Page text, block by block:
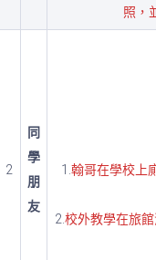
照，
2
同
學
朋
友
1. 翰哥在學校上
2. 校外教學在旅